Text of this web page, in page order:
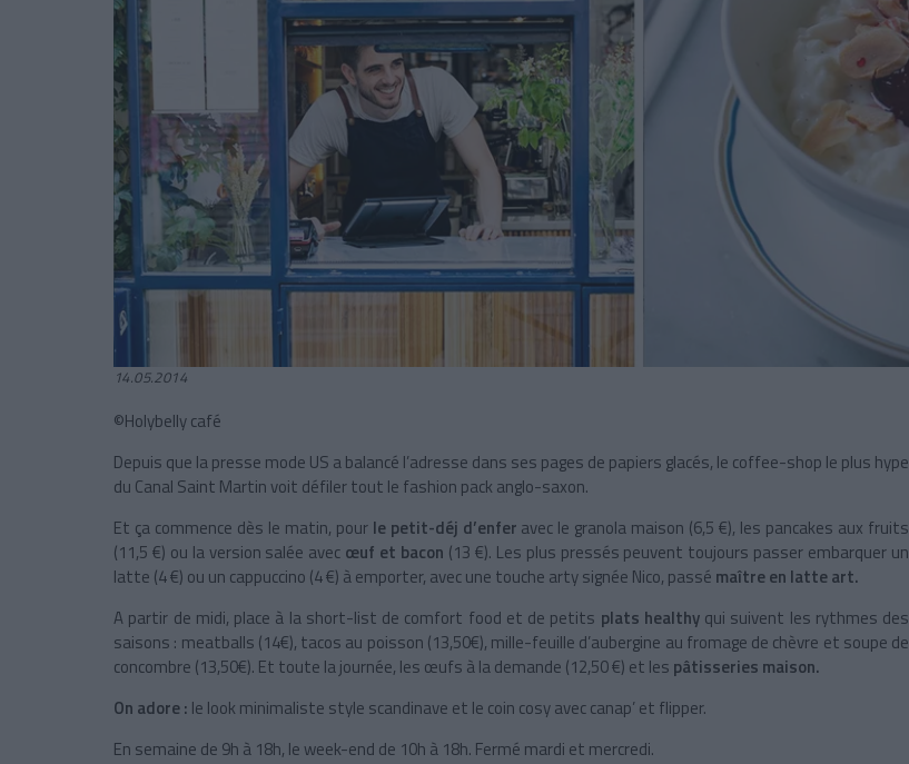
14.05.2014
©Holybelly café
Depuis que la presse mode US a balancé l’adresse dans ses pages de papiers glacés, le coffee-shop le plus hype
du Canal Saint Martin voit défiler tout le fashion pack anglo-saxon.
Et ça commence dès le matin, pour le petit-déj d’enfer avec le granola maison (6,5 €), les pancakes aux fruits
(11,5 €) ou la version salée avec œuf et bacon (13 €). Les plus pressés peuvent toujours passer embarquer un
latte (4 €) ou un cappuccino (4 €) à emporter, avec une touche arty signée Nico, passé maître en latte art.
A partir de midi, place à la short-list de comfort food et de petits plats healthyqui suivent les rythmes des
saisons : meatballs (14€), tacos au poisson (13,50€), mille-feuille d’aubergine au fromage de chèvre et soupe de
concombre (13,50€). Et toute la journée, les œufs à la demande (12,50 €) et les pâtisseries maison.
On adore : le look minimaliste style scandinave et le coin cosy avec canap’ et flipper.
En semaine de 9h à 18h, le week-end de 10h à 18h. Fermé mardi et mercredi.